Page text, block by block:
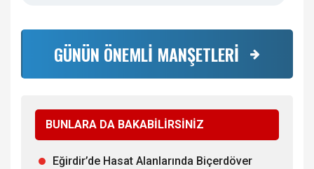
GÜNÜN ÖNEMLİ MANŞETLERİ
BUNLARA DA BAKABİLİRSİNİZ
Eğirdir’de Hasat Alanlarında Biçerdöver